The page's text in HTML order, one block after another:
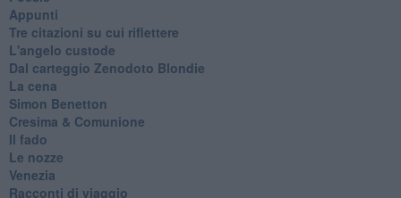
Appunti
Tre citazioni su cui riflettere
L'angelo custode
Dal carteggio Zenodoto Blondie
La cena
Simon Benetton
Cresima & Comunione
Il fado
Le nozze
Venezia
Racconti di viaggio